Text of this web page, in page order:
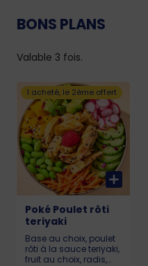
BONS PLANS
Valable 3 fois.
1 acheté, le 2ème offert
Poké Poulet rôti
teriyaki
Base au choix, poulet
rôti à la sauce teriyaki,
fruit au choix, radis,